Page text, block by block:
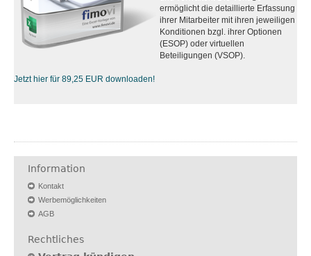
ermöglicht die detaillierte Erfassung
ihrer Mitarbeiter mit ihren jeweiligen
Konditionen bzgl. ihrer Optionen
(ESOP) oder virtuellen
Beteiligungen (VSOP).
Jetzt hier für 89,25 EUR downloaden!
Information
Kontakt
Werbemöglichkeiten
AGB
Rechtliches